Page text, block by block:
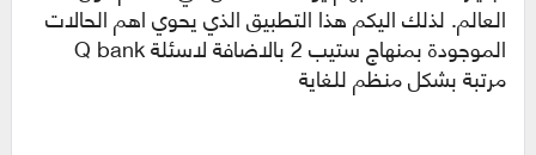
العالم. لذلك اليكم هذا التطبيق الذي يحوي اهم الحالات
الموجودة بمنهاج ستيب 2 بالاضافة لاسئلة Q bank
مرتبة بشكل منظم للغاية